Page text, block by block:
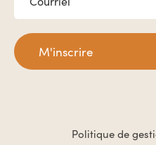
Politique de